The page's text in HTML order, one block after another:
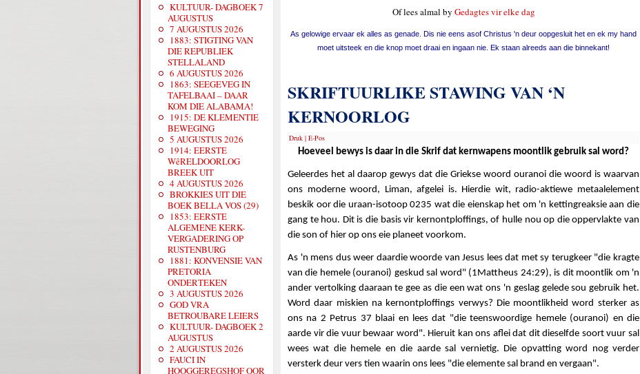
KULTUUR- DAGBOEK 7
AUGUSTUS
7 AUGUSTUS 2026
1883: STIGTING VAN
DIE REPUBLIEK
STELLALAND
6 AUGUSTUS 2026
1863: SEEGEVEG IN
TAFELBAAI – DAAR
KOM DIE ALABAMA!
1915: DE KLEMENTIE
BEWEGING
5 AUGUSTUS 2026
1914: EERSTE
WêRELDOORLOG
BREEK UIT
4 AUGUSTUS 2026
BROKKIES UIT DIE
BOEK BELLA VOS (29)
1853: EERSTE
ALGEMENE KERK-
VERGADERING OP
RUSTENBURG
1881: KONVENSIE VAN
PRETORIA
ONDERTEKEN
3 AUGUSTUS 2026
GOD VRA
BETROUBARE LEIERS
KULTUUR- DAGBOEK 2
AUGUSTUS
2 AUGUSTUS 2026
FAUCI IN
HOOGGEREGSHOF OOR
Of lees almal by Gedagtes vir elke dag
As gelowige ervaar ek alles as genade. Dis nie eens asof Christus 'n deur oopgesluit het en ek my hand
moet uitsteek en die knop moet draai en ingaan nie. Ek staan alreeds aan die binnekant!
SKRIFTUURLIKE STAWING VAN ‘N
KERNOORLOG
Druk | E-Pos
Hoeveel bewys is daar in die Skrif dat kernwapens moontlik gebruik sal word?
Geleerdes het al daarop gewys dat die Griekse woord ouranoi die woord is waarvan
ons moderne woord, Liman, afgelei is. Hierdie wit, radio-aktiewe metaalelement
beskik oor die uraan-isotoop 0235 wat die eienskap het om 'n kettingreaksie aan die
gang te hou. Dit is die basis vir kernontploffings, of hulle nou op die oppervlakte van
die son of hier op ons eie planeet voorkom.
As 'n mens dus weer daardie woorde van Jesus lees dat met sy terugkeer "die kragte
van die hemele (ouranoi) geskud sal word" (1Mattheus 24:29), is dit moontlik om 'n
ander vertolking daaraan te gee as die een wat ons 'n geslag gelede sou gebruik het.
Word daar miskien na kernontploffings verwys? Die moontlikheid word sterker as
ons na 2 Petrus 37 blaai en lees dat "die teenswoordige hemele (ouranoi) en die
aarde vir die vuur bewaar word". Hieruit kan ons aflei dat dit dieselfde soort vuur sal
wees wat die hemele en die aarde sal vernietig. Die opvatting word nog verder
versterk deur vers tien waarin ons lees "die elemente sal brand en vergaan".